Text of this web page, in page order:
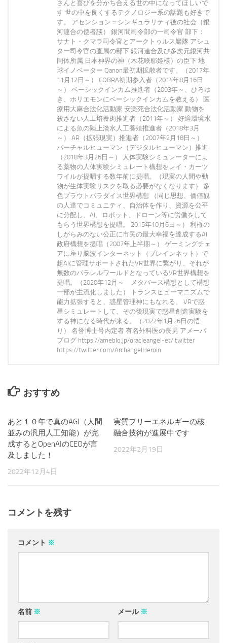
さんと喜びを分かち合える世の中になってほしいで
す 世の中を良くするテクノロジー系の話題も好きで
す。 アセンション＝シンギュラリティ後の社会（銀
河連合の使者談） 銀河間司令部の一司令官 部下：
サナト・クマラ司令官とアークトゥルス艦隊 アシュ
ター司令官の直属の部下 銀河連合及び多次元銀河共
同体所属 日本神界の神（木花咲耶姫様）の臣下 地
球イノベーター Qanon最初期拡散者です。（2017年
11月12日～） COBRA初期参入者（2014年8月16日
～） ベーシックインカム推進者（2003年～、ひろゆ
き、ホリエモンにベーシックインカムを教える） 医
療用大麻合法化活動家 安楽死合法化活動家 動物を
殺さない人工培養肉推進者（2011年～） 好適環境水
による魚の陸上淡水人工養殖推進者（2018年3月
～） AR（拡張現実）推進者（2007年2月18日～）
バーチャルヒューマン（デジタルヒューマン）推進
（2018年3月26日～） 人体実験シミュレーターによ
る薬物の人体実験シミュレート構想をレイ・カーツ
ワイルが提唱する数年前に提唱。（現実の人間や動
物が生体実験リスクを取る必要がなくなります） 多
色プラウトパラダイス世界構想 （同じ思想、価値観
の人達でコミュニティ、自治体を作り、資源を公平
に分配し、AI、ロボット、ドローン等に労働をして
もらう世界構想を提唱。 2015年10月6日～） 利権の
しがらみのない公正に市民の最大幸福を達成するAI
政府構想を提唱（2007年上半期～） ゲーミングチェ
アに座り脳波インターネット（ブレインネット）で
超AIに管理サポートされたVR世界に繋がり、それが
無数のパラレルワールドとなっているVR世界構想を
提唱。（2020年12月～ メタバース構想として構想
一部が主流化しました） トランスヒューマニズムで
能力拡張すると、惑星管理神にもなれる。 VRで惑
星シミュレートして、その後現実で惑星創造実験を
する神になる時代が来る。（2022年1月26日の悟
り） 名誉博士号内定者 有名外科医の長男 アメーバ
ブログ https://ameblo.jp/oracleangel-et/ twitter
https://twitter.com/ArchangelHeroin
おすすめ
あと１０年で真のAGI（人間
並みの汎用人工知能）が完
成するとOpenAIのCEOが言
及しました！
2022年12月4日
実質フリーエネルギーの核
融合技術が進展中です
2022年2月19日
コメントを残す
コメント ※
名前 ※ メール ※